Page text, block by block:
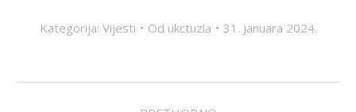
Kategorija: Vijesti Od ukctuzla 31. Januara 2024.